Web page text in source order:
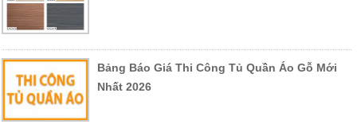
Bảng Báo Giá Thi Công Tủ Quần Áo Gỗ Mới
Nhất 2026